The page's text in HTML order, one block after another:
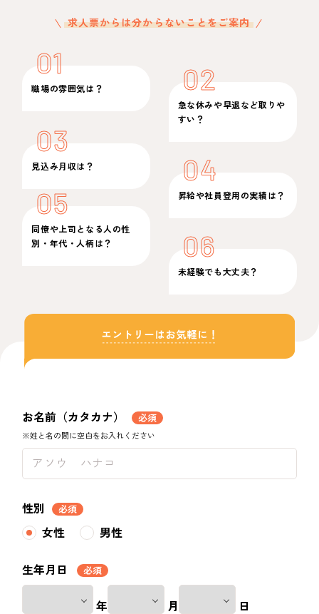
求人票からは分からないことをご案内
01
職場の雰囲気は？ 02
急な休みや早退など取りや
すい？
03
見込み月収は？ 04
昇給や社員登用の実績は？
05
同僚や上司となる人の性
別・年代・人柄は？
06
未経験でも大丈夫？
お名前（カタカナ） 必須
※姓と名の間に空白をお入れください
性別 必須
女性 男性
生年月日 必須
年 月 日